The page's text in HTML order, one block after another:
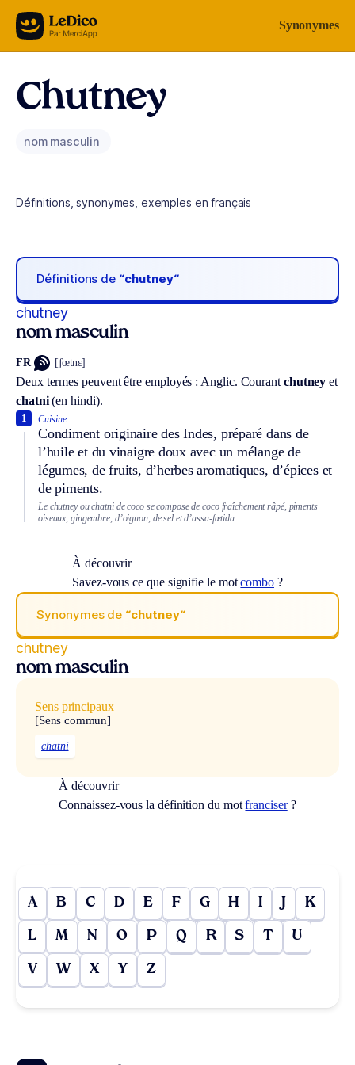
Aller au contenu Synonymes
Chutney
nom masculin
Définitions, synonymes, exemples en français
Définitions de “chutney“
chutney
nom masculin
FR [ʃœtnɛ]
Deux termes peuvent être employés : Anglic. Courant chutney et
chatni(en hindi).
Cuisine.
Condiment originaire des Indes, préparé dans de
l’huile et du vinaigre doux avec un mélange de
légumes, de fruits, d’herbes aromatiques, d’épices et
de piments.
1
Le chutney ou chatni de coco se compose de coco fraîchement râpé, piments
oiseaux, gingembre, d’oignon, de sel et d’assa-fœtida.
À découvrir
Savez-vous ce que signifie le motcombo ?
Synonymes de “chutney“
chutney
nom masculin
Sens principaux
[Sens commun]
chatni
À découvrir
Connaissez-vous la définition du motfranciser?
A B C D E F G H I J K
L M N O P Q R S T U
V W X Y Z